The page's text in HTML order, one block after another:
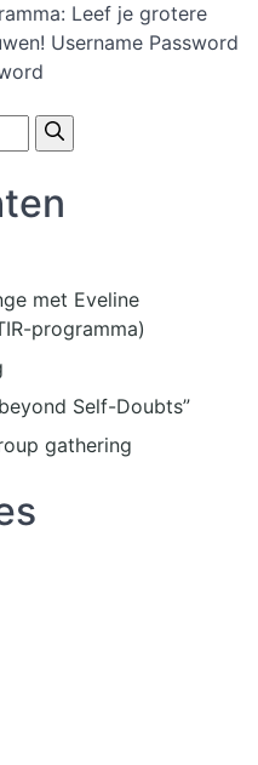
Leef je grotere
Username Password
met Eveline
programma)
Self-Doubts”
gathering